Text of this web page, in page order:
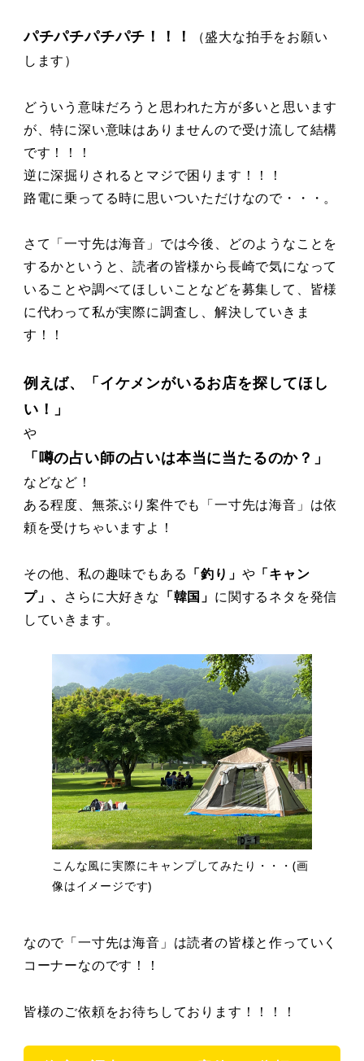
パチパチパチパチ！！！
（盛大な拍手をお願い
します）
どういう意味だろうと思われた方が多いと思います
が、特に深い意味はありませんので受け流して結構
です！！！
逆に深掘りされるとマジで困ります！！！
路電に乗ってる時に思いついただけなので・・・。
さて「一寸先は海音」では今後、どのようなことを
するかというと、読者の皆様から長崎で気になって
いることや調べてほしいことなどを募集して、皆様
に代わって私が実際に調査し、解決していきま
す！！
例えば、「イケメンがいるお店を探してほし
い！」
や
「噂の占い師の占いは本当に当たるのか？」
などなど！
ある程度、無茶ぶり案件でも「一寸先は海音」は依
頼を受けちゃいますよ！
その他、私の趣味でもある 「釣り」 や 「キャン
プ」、 さらに大好きな 「韓国」 に関するネタを発信
していきます。
こんな風に実際にキャンプしてみたり・・・(画
像はイメージです)
なので「一寸先は海音」は読者の皆様と作っていく
コーナーなのです！！
皆様のご依頼をお待ちしております！！！！